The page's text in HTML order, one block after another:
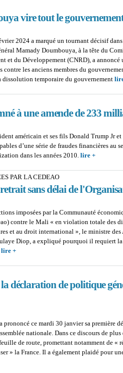
vire tout le
2024 a marqué un tournant décisif
Mamady Doumbouya, à la tête du
et du Développement (CNRD), a annoncé
contre les anciens membres du
dissolution temporaire du gouvernement
à une amende de 233
américain et ses fils Donald Trump Jr
d’une série de fraudes financières au
dans les années 2010. lire +
amende
PAR LA CEDEAO
sans délai de
imposées par la Communauté
contre le Mali « en violation totale des
et au droit international », le ministre des
Diop, a expliqué pourquoi il requiert la
lire +
déclaration de politique
prononcé ce mardi 30 janvier sa première
nationale. Dans ce discours de
de route, promettant notamment de «
» la France. Il a également plaidé pour